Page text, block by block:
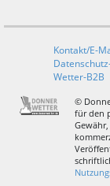
Kontakt/E-
Wetter-B2B
©
für den